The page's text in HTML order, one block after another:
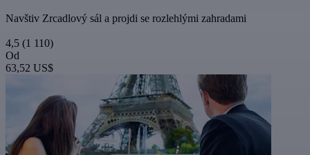
Navštiv Zrcadlový sál a projdi se rozlehlými zahradami
4,5 (1 110)
Od
63,52 US$